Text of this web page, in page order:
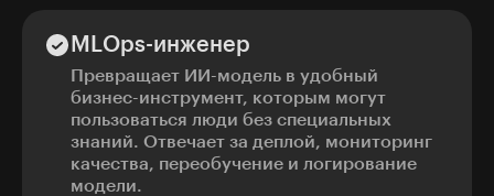
MLOps-инженер
Превращает ИИ-модель в удобный
бизнес-инструмент, которым могут
пользоваться люди без специальных
знаний. Отвечает за деплой, мониторинг
качества, переобучение и логирование
модели.